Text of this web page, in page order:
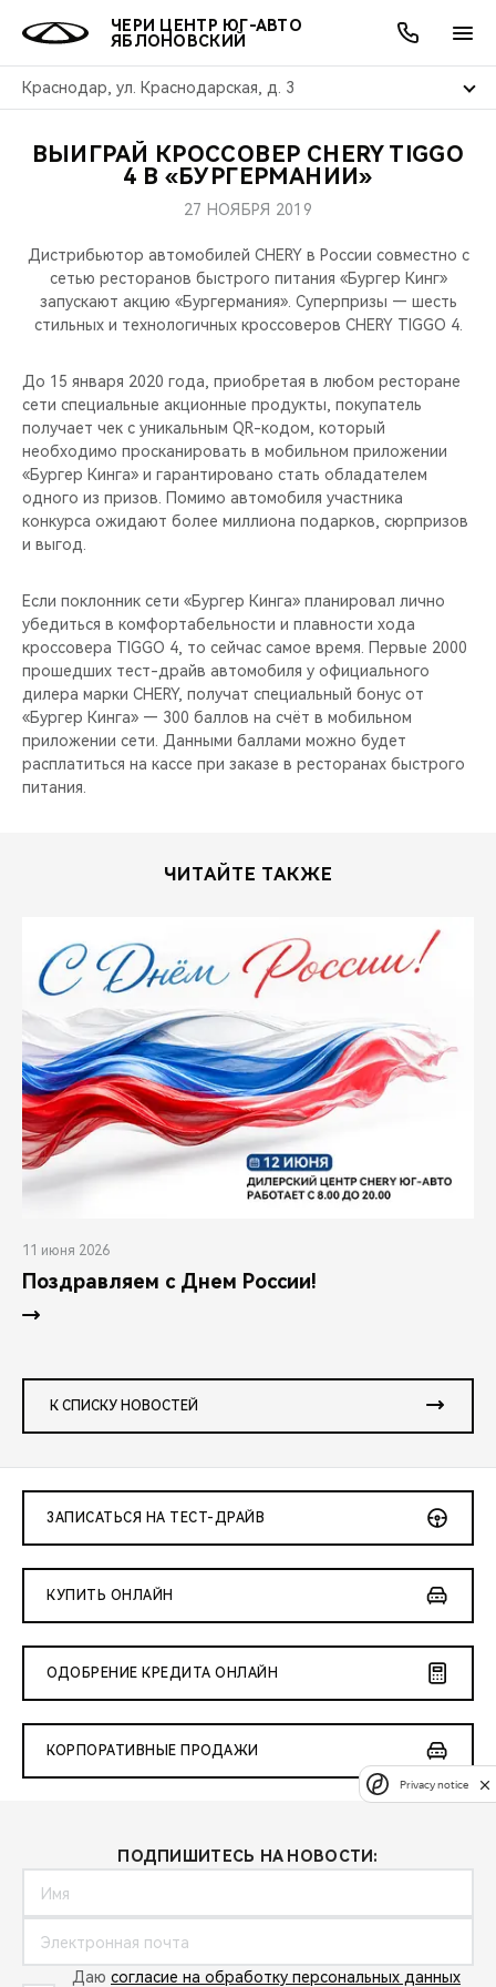
ЧЕРИ ЦЕНТР ЮГ-АВТО
ЯБЛОНОВСКИЙ
Краснодар, ул. Краснодарская, д. 3
МОДЕЛИ
КРОССОВЕРЫ
НОВИНКИ
ПОКУПАТЕЛЯМ
КРЕДИТ И СТРАХОВАНИЕ
ВЛАДЕЛЬЦАМ
ЗАПЧАСТИ И АКСЕССУАРЫ
ПОДДЕРЖКА
CHERY CONNECT
МИР CHERY
О БРЕНДЕ
CHERY В СОЦСЕТЯХ
ЛЮДИ CHERY
БЛАГОТВОРИТЕЛЬНОСТЬ
CHERY REMOTE
CHERY И СПОРТ
ВИДЕООБЗОРЫ
CHERY ДЛЯ ДЕТЕЙ
АКЦИИ
ОНЛАЙН СЕРВИСЫ
КРЕДИТ
О КОМПАНИИ
МЫ В СОЦСЕТЯХ
ВЫИГРАЙ КРОССОВЕР CHERY TIGGO
4 В «БУРГЕРМАНИИ»
27 НОЯБРЯ 2019
Дистрибьютор автомобилей CHERY в России совместно с
сетью ресторанов быстрого питания «Бургер Кинг»
запускают акцию «Бургермания». Суперпризы — шесть
стильных и технологичных кроссоверов CHERY TIGGO 4.
До 15 января 2020 года, приобретая в любом ресторане
сети специальные акционные продукты, покупатель
получает чек с уникальным QR-кодом, который
необходимо просканировать в мобильном приложении
«Бургер Кинга» и гарантировано стать обладателем
одного из призов. Помимо автомобиля участника
конкурса ожидают более миллиона подарков, сюрпризов
и выгод.
Если поклонник сети «Бургер Кинга» планировал лично
убедиться в комфортабельности и плавности хода
кроссовера TIGGO 4, то сейчас самое время. Первые 2000
прошедших тест-драйв автомобиля у официального
дилера марки CHERY, получат специальный бонус от
«Бургер Кинга» — 300 баллов на счёт в мобильном
приложении сети. Данными баллами можно будет
расплатиться на кассе при заказе в ресторанах быстрого
питания.
ЧИТАЙТЕ ТАКЖЕ
11 июня 2026
Поздравляем с Днем России!
К СПИСКУ НОВОСТЕЙ
ЗАПИСАТЬСЯ НА ТЕСТ-ДРАЙВ
КУПИТЬ ОНЛАЙН
ОДОБРЕНИЕ КРЕДИТА ОНЛАЙН
КОРПОРАТИВНЫЕ ПРОДАЖИ
ПОДПИШИТЕСЬ НА НОВОСТИ:
Даю согласие на обработку персональных данных
Privacy notice